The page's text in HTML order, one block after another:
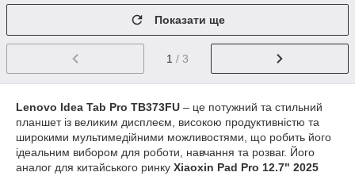
Показати ще
1 / 3
Lenovo Idea Tab Pro TB373FU – це потужний та стильний
планшет із великим дисплеєм, високою продуктивністю та
широкими мультимедійними можливостями, що робить його
ідеальним вибором для роботи, навчання та розваг. Його
аналог для китайського ринку Xiaoxin Pad Pro 12.7" 2025